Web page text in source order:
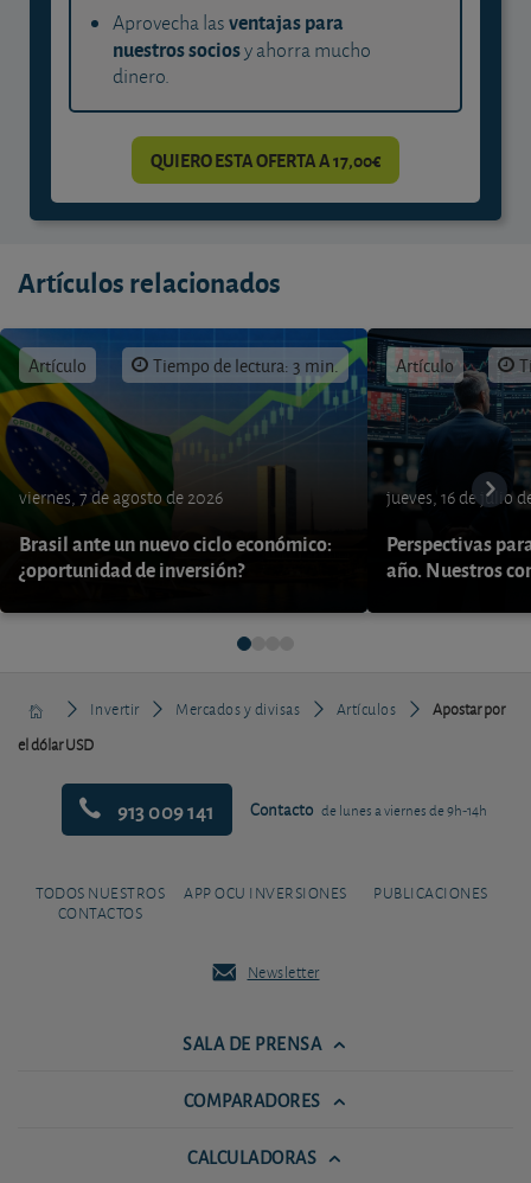
Aprovecha lasventajas para
nuestros sociosy ahorra mucho
dinero.
QUIERO ESTA OFERTA A 17,00€
Artículos relacionados
Artículo Tiempo de lectura: 3 min.
viernes, 7 de agosto de 2026
Brasil ante un nuevo ciclo económico:
¿oportunidad de inversión?
Artículo
jueves, 16 de julio
Perspectivas
año. Nuestros
Invertir Mercados y divisas Artículos
Apostar por
el dólar USD
913 009 141 Contacto de lunes a viernes de 9h-14h
TODOS NUESTROS
CONTACTOS
APP OCU INVERSIONES PUBLICACIONES
Newsletter
SALA DE PRENSA
COMPARADORES
CALCULADORAS